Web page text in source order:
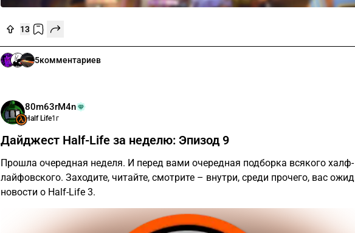
13
5комментариев
80m63rM4n
Half Life1г
Дайджест Half-Life за неделю: Эпизод 9
Прошла очередная неделя. И перед вами очередная подборка всякого халф-
лайфовского. Заходите, читайте, смотрите – внутри, среди прочего, вас
новости о Half-Life 3.